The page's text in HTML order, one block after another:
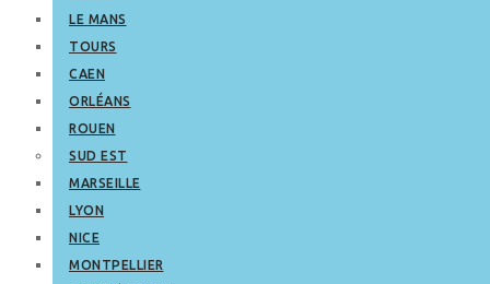
LE MANS
TOURS
CAEN
ORLÉANS
ROUEN
SUD EST
MARSEILLE
LYON
NICE
MONTPELLIER